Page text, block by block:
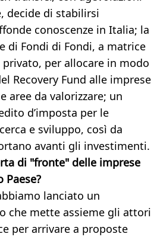
decide di stabilirsi
conoscenze in Italia; la
di Fondi di Fondi, a matrice
per allocare in modo
Recovery Fund alle imprese
aree da valorizzare; un
d’imposta per le
e sviluppo, così da
avanti gli investimenti.
di "fronte" delle imprese
lanciato un
che mette assieme gli attori
per arrivare a proposte